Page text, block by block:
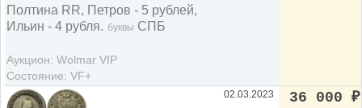
Полтина RR, Петров - 5 рублей,
Ильин - 4 рубля. буквы СПБ
Аукцион: Wolmar VIP
Состояние: VF+
02.03.2023 36 000 ₽